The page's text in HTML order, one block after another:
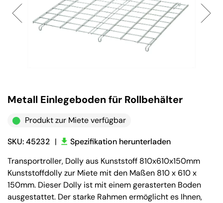
Metall Einlegeboden für Rollbehälter
Produkt zur Miete verfügbar
SKU: 45232 |
Spezifikation herunterladen
Transportroller, Dolly aus Kunststoff 810x610x150mm
Kunststoffdolly zur Miete mit den Maßen 810 x 610 x
150mm. Dieser Dolly ist mit einem gerasterten Boden
ausgestattet. Der starke Rahmen ermöglicht es Ihnen,